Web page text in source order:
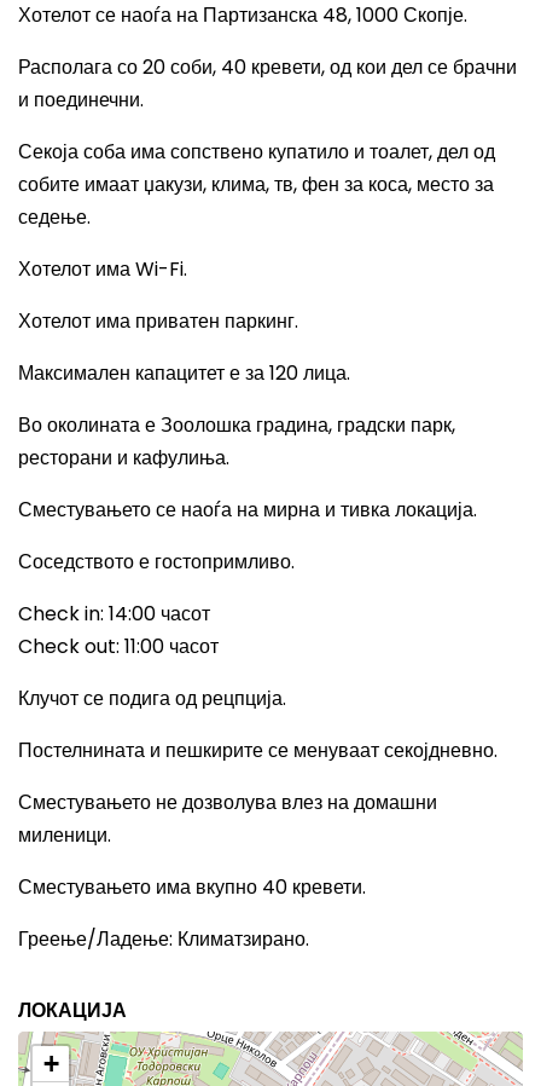
Хотелот се наоѓа на Партизанска 48, 1000 Скопје.
Располага со 20 соби, 40 кревети, од кои дел се брачни
и поединечни.
Секоја соба има сопствено купатило и тоалет, дел од
собите имаат џакузи, клима, тв, фен за коса, место за
седење.
Хотелот имаWi-Fi.
Хотелот има приватен паркинг.
Максимален капацитет е за 120 лица.
Во околината е Зоолошка градина, градски парк,
ресторани и кафулиња.
Сместувањето се наоѓа на мирна и тивка локација.
Соседството е гостопримливо.
Check in: 14:00 часот
Check out: 11:00 часот
Клучот се подига од рецпција.
Постелнината и пешкирите се менуваат секојдневно.
Сместувањето не дозволува влез на домашни
миленици.
Сместувањето има вкупно 40 кревети.
Греење/Ладење: Климатзирано.
ЛОКАЦИЈА
+